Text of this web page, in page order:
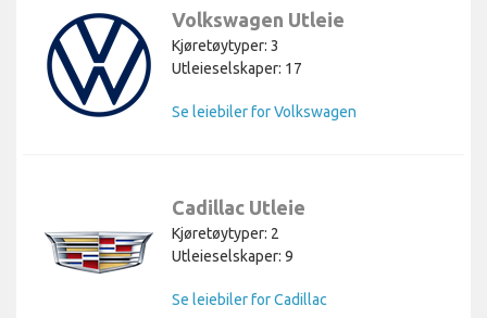
Volkswagen Utleie
Kjøretøytyper: 3
Utleieselskaper: 17
Se leiebiler for Volkswagen
Cadillac Utleie
Kjøretøytyper: 2
Utleieselskaper: 9
Se leiebiler for Cadillac